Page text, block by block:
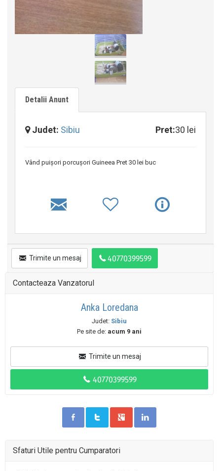
Detalii Anunt
Judet: Sibiu Pret:30 lei
Vând puișori porcușori Guineea Pret 30 lei buc
Trimite un mesaj
Contacteaza Vanzatorul
Anka Loredana
Judet: Sibiu
Pe site de: acum 9 ani
Trimite un mesaj
Sfaturi Utile pentru Cumparatori